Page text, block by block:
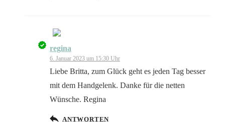
Das „Echte-Person“-Abzeichen!
Anti-Spam von CleanTalk
regina
6. Januar 2023 um 15:30 Uhr
Liebe Britta, zum Glück geht es jeden Tag besser
mit dem Handgelenk. Danke für die netten
Wünsche. Regina
ANTWORTEN